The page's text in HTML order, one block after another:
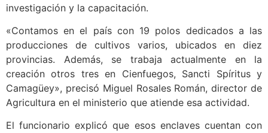
investigación y la capacitación.
«Contamos en el país con 19 polos dedicados a las
producciones de cultivos varios, ubicados en diez
provincias. Además, se trabaja actualmente en la
creación otros tres en Cienfuegos, Sancti Spíritus y
Camagüey», precisó Miguel Rosales Román, director de
Agricultura en el ministerio que atiende esa actividad.
El funcionario explicó que esos enclaves cuentan con